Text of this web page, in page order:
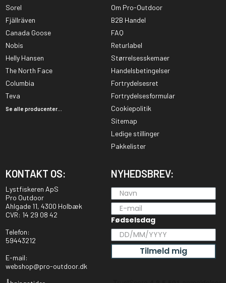
Sorel
Fjällräven
Canada Goose
Nobis
Helly Hansen
The North Face
Columbia
Teva
Se alle producenter...
Om Pro-Outdoor
B2B Handel
FAQ
Returlabel
Størrelsesskemaer
Handelsbetingelser
Fortrydelsesret
Fortrydelsesformular
Cookiepolitik
Sitemap
Ledige stillinger
Pakkelister
KONTAKT OS:
Lystfiskeren ApS
Pro Outdoor
Ahlgade 11, 4300 Holbæk
CVR: 14 29 08 42
Telefon:
59443212
E-mail:
webshop@pro-outdoor.dk
NYHEDSBREV:
Fødselsdag
Tilmeld mig